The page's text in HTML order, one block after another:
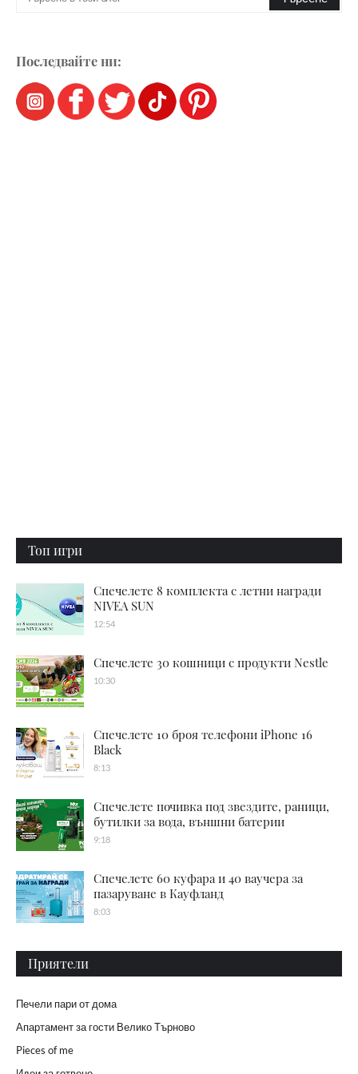
Последвайте ни:
Топ игри
Спечелете 8 комплекта с летни награди
NIVEA SUN
12:54
Спечелете 30 кошници с продукти Nestle
10:30
Спечелете 10 броя телефони iPhone 16
Black
8:13
Спечелете почивка под звездите, раници,
бутилки за вода, външни батерии
9:18
Спечелете 60 куфара и 40 ваучера за
пазаруване в Кауфланд
8:03
Приятели
Печели пари от дома
Апартамент за гости Велико Търново
Pieces of me